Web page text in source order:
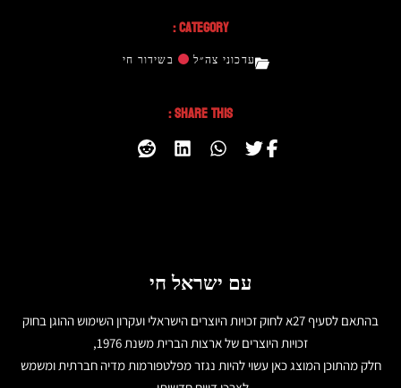
Category :
עדכוני צה״ל בשידור חי
Share This :
עם ישראל חי
בהתאם לסעיף 27א לחוק זכויות היוצרים הישראלי ועקרון השימוש ההוגן בחוק
זכויות היוצרים של ארצות הברית משנת 1976,
חלק מהתוכן המוצג כאן עשוי להיות נגזר מפלטפורמות מדיה חברתית ומשמש